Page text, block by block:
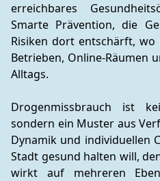
erreichbares
Smarte Prävention, die
Risiken dort entschärft, wo
Betrieben, Online-Räumen
Alltags.
Drogenmissbrauch ist
sondern ein Muster aus
Dynamik und individuellen
Stadt gesund halten will,
wirkt auf mehreren